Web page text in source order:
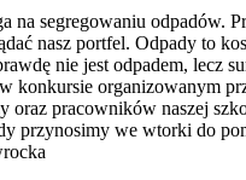
na segregowaniu odpadów.
nasz portfel. Odpady to
nie jest odpadem, lecz
konkursie organizowanym
oraz pracowników naszej
przynosimy we wtorki do